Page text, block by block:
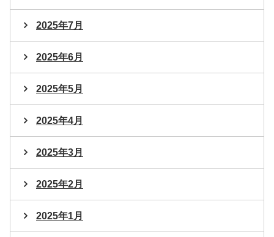
2025年7月
2025年6月
2025年5月
2025年4月
2025年3月
2025年2月
2025年1月